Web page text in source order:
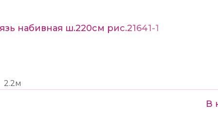
набивная ш.220см рис.21641-1
2.2м
В